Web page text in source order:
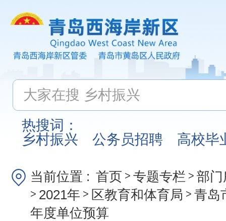
热搜词：
乡村振兴
公务员招聘 高校毕
当前位置 : 首页 > 专题专栏 > 部
> 2021年 > 区教育和体育局 > 青岛
年度单位预算